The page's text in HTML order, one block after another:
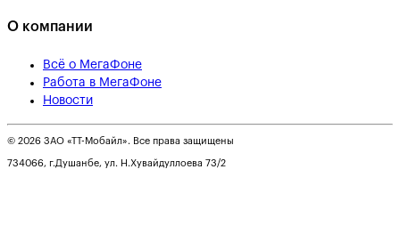
О компании
Всё о МегаФоне
Работа в МегаФоне
Новости
© 2026 ЗАО «ТТ-Мобайл». Все права защищены
734066, г.Душанбе, ул. Н.Хувайдуллоева 73/2